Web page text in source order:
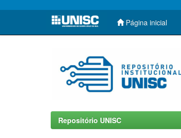
Skip
Página inicial
Repositório UNISC